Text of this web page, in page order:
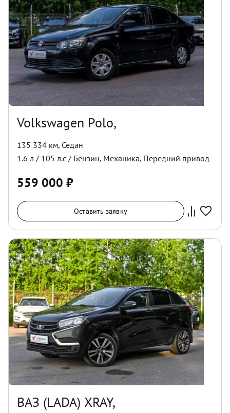
Volkswagen Polo,
135 334 км, Седан
1.6 л / 105 л.с / Бензин, Механика, Передний привод
559 000 ₽
Оставить заявку
ВАЗ (LADA) XRAY,